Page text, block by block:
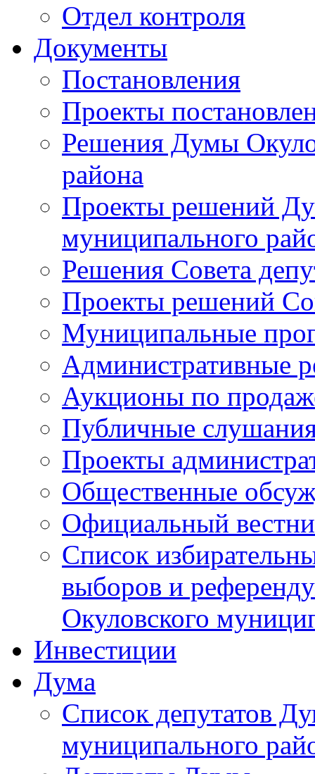
Отдел контроля
Документы
Постановления
Проекты
Решения Думы
района
Проекты решений
муниципального
Решения Совета
Проекты решений
Муниципальные
Административные
Аукционы по
Публичные
Проекты
Общественные
Официальный
Список
выборов и
Окуловского
Инвестиции
Дума
Список депутатов
муниципального